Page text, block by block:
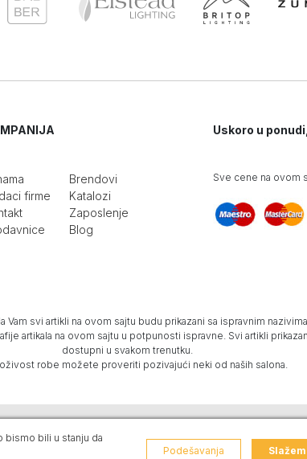
firme
Brendovi
Katalozi
Zaposlenje
Blog
Uskoro u
Sve cene na ovom
svi artikli na ovom sajtu budu prikazani sa ispravnim
artikala na ovom sajtu u potpunosti ispravne. Svi artikli
dostupni u svakom trenutku.
robe možete proveriti pozivajući neki od naših salona.
Blur.Web prodavnica i SEO Web Business Solutions
bismo bili u stanju da
Podešavanja